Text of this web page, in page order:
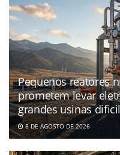
Pequenos reatores
prometem levar
grandes usinas
8 DE AGOSTO DE 2026